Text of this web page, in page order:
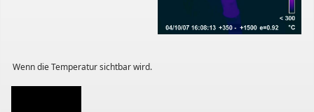
Wenn die Temperatur sichtbar wird.